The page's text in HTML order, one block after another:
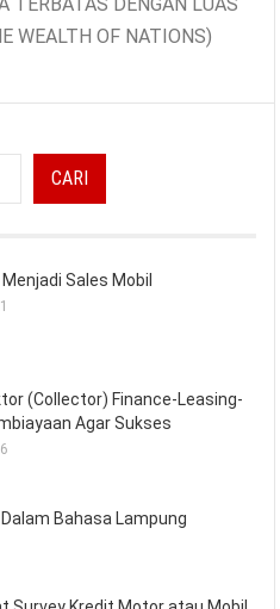
WEALTH OF NATIONS)
CARI
Sales Mobil
(Collector) Finance-Leasing-
Agar Sukses
Bahasa Lampung